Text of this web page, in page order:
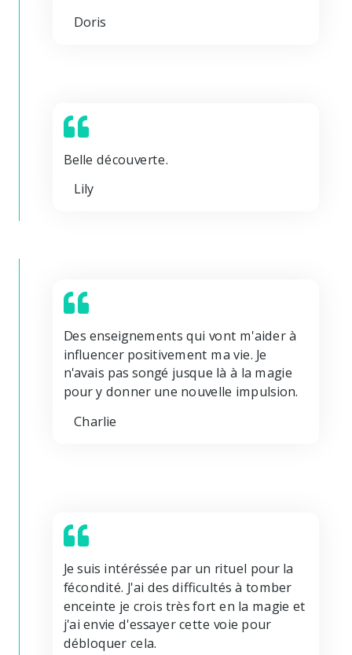
Doris
Belle découverte.
Lily
Des enseignements qui vont m'aider à
influencer positivement ma vie. Je
n'avais pas songé jusque là à la magie
pour y donner une nouvelle impulsion.
Charlie
Je suis intéréssée par un rituel pour la
fécondité. J'ai des difficultés à tomber
enceinte je crois très fort en la magie et
j'ai envie d'essayer cette voie pour
débloquer cela.